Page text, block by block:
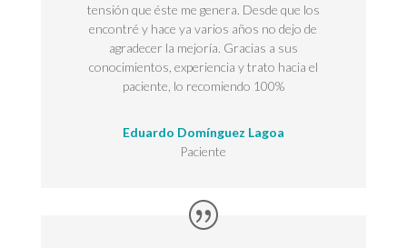
tensión que éste me genera. Desde que los
encontré y hace ya varios años no dejo de
agradecer la mejoría. Gracias a sus
conocimientos, experiencia y trato hacia el
paciente, lo recomiendo 100%
Eduardo Domínguez Lagoa
Paciente